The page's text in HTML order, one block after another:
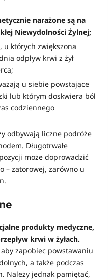
narażone są na
Niewydolności Żylnej;
u których zwiększona
odpływ krwi z żył
u siebie powstające
lub którym doskwiera ból
codziennego
odbywają liczne podróże
Długotrwałe
może doprowadzić
– zatorowej, zarówno u
produkty medyczne,
krwi w żyłach.
zapobiec powstawaniu
a także podczas
Należy jednak pamiętać,